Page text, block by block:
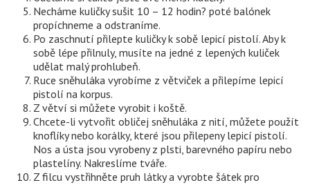
Necháme kuličky sušit 10 – 12 hodin? poté balónek
propíchneme a odstraníme.
Po zaschnutí přilepte kuličky k sobě lepicí pistolí. Aby k
sobě lépe přilnuly, musíte na jedné z lepených kuliček
udělat malý prohlubeň.
Ruce sněhuláka vyrobíme z větviček a přilepíme lepicí
pistolí na korpus.
Z větví si můžete vyrobit i koště.
Chcete-li vytvořit obličej sněhuláka z nití, můžete použít
knoflíky nebo korálky, které jsou přilepeny lepicí pistolí.
Nos a ústa jsou vyrobeny z plsti, barevného papíru nebo
plastelíny. Nakreslíme tváře.
Z filcu vystřihněte pruh látky a vyrobte šátek pro